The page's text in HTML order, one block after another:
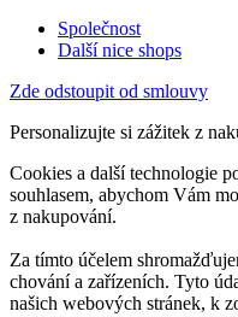
Společnost
Další nice shops
Zde odstoupit od smlouvy
Personalizujte si zážitek z
Cookies a další technologie
souhlasem, abychom Vám
z nakupování.
Za tímto účelem
chování a zařízeních. Tyto
našich webových stránek, k